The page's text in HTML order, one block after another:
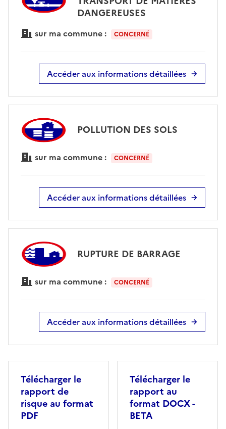
DANGEREUSES
sur ma commune : CONCERNÉ
Accéder aux informations détaillées
POLLUTION DES SOLS
sur ma commune : CONCERNÉ
Accéder aux informations détaillées
RUPTURE DE BARRAGE
sur ma commune : CONCERNÉ
Accéder aux informations détaillées
Télécharger le
rapport de
risque au format
PDF
Télécharger le
rapport au
format DOCX -
BETA